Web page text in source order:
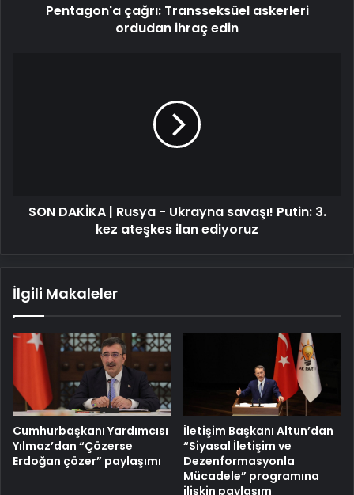
Pentagon'a çağrı: Transseksüel askerleri
ordudan ihraç edin
SON DAKİKA | Rusya - Ukrayna savaşı! Putin: 3.
kez ateşkes ilan ediyoruz
İlgili Makaleler
Cumhurbaşkanı Yardımcısı
Yılmaz’dan “Çözerse
Erdoğan çözer” paylaşımı
İletişim Başkanı Altun’dan
“Siyasal İletişim ve
Dezenformasyonla
Mücadele” programına
ilişkin paylaşım